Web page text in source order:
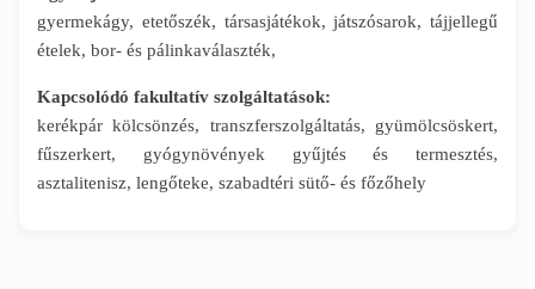
gyermekágy, etetőszék, társasjátékok, játszósarok, tájjellegű
ételek, bor- és pálinkaválaszték,
Kapcsolódó fakultatív szolgáltatások:
kerékpár kölcsönzés, transzferszolgáltatás, gyümölcsöskert,
fűszerkert, gyógynövények gyűjtés és termesztés,
asztalitenisz, lengőteke, szabadtéri sütő- és főzőhely